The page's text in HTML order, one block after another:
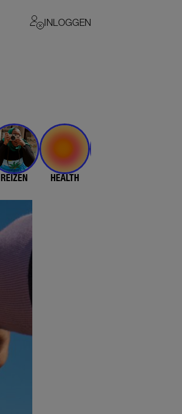
INLOGGEN
REIZEN HEALTH